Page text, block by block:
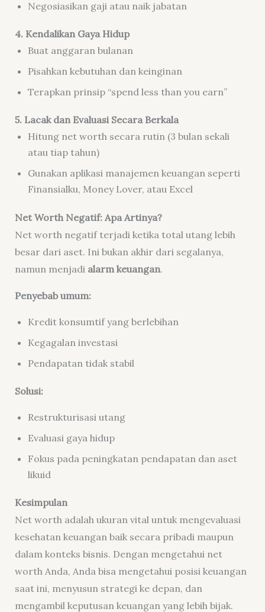
Negosiasikan gaji atau naik jabatan
4. Kendalikan Gaya Hidup
Buat anggaran bulanan
Pisahkan kebutuhan dan keinginan
Terapkan prinsip “spend less than you earn”
5. Lacak dan Evaluasi Secara Berkala
Hitung net worth secara rutin (3 bulan sekali
atau tiap tahun)
Gunakan aplikasi manajemen keuangan seperti
Finansialku, Money Lover, atau Excel
Net Worth Negatif: Apa Artinya?
Net worth negatif terjadi ketika total utang lebih
besar dari aset. Ini bukan akhir dari segalanya,
namun menjadi alarm keuangan.
Penyebab umum:
Kredit konsumtif yang berlebihan
Kegagalan investasi
Pendapatan tidak stabil
Solusi:
Restrukturisasi utang
Evaluasi gaya hidup
Fokus pada peningkatan pendapatan dan aset
likuid
Kesimpulan
Net worth adalah ukuran vital untuk mengevaluasi
kesehatan keuangan baik secara pribadi maupun
dalam konteks bisnis. Dengan mengetahui net
worth Anda, Anda bisa mengetahui posisi keuangan
saat ini, menyusun strategi ke depan, dan
mengambil keputusan keuangan yang lebih bijak.